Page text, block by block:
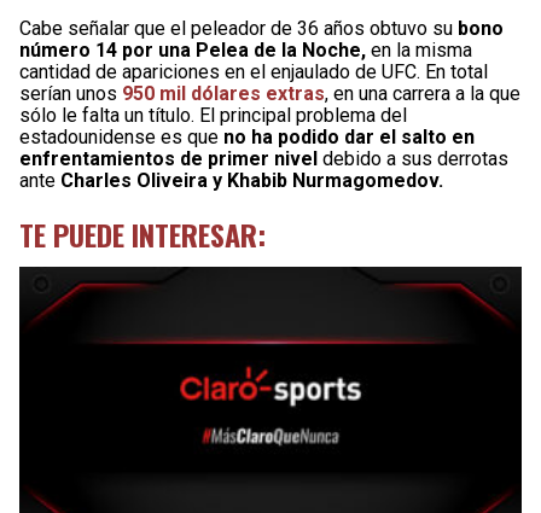
Cabe señalar que el peleador de 36 años obtuvo su bono
número 14 por una Pelea de la Noche, en la misma
cantidad de apariciones en el enjaulado de UFC. En total
serían unos 950 mil dólares extras, en una carrera a la que
sólo le falta un título. El principal problema del
estadounidense es que no ha podido dar el salto en
enfrentamientos de primer nivel debido a sus derrotas
ante Charles Oliveira y Khabib Nurmagomedov.
TE PUEDE INTERESAR: